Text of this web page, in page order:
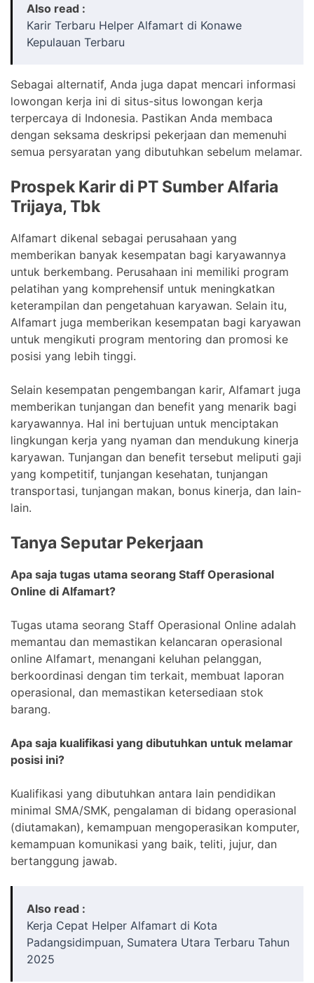
Also read :
Karir Terbaru Helper Alfamart di Konawe
Kepulauan Terbaru
Sebagai alternatif, Anda juga dapat mencari informasi
lowongan kerja ini di situs-situs lowongan kerja
terpercaya di Indonesia. Pastikan Anda membaca
dengan seksama deskripsi pekerjaan dan memenuhi
semua persyaratan yang dibutuhkan sebelum melamar.
Prospek Karir di PT Sumber Alfaria
Trijaya, Tbk
Alfamart dikenal sebagai perusahaan yang
memberikan banyak kesempatan bagi karyawannya
untuk berkembang. Perusahaan ini memiliki program
pelatihan yang komprehensif untuk meningkatkan
keterampilan dan pengetahuan karyawan. Selain itu,
Alfamart juga memberikan kesempatan bagi karyawan
untuk mengikuti program mentoring dan promosi ke
posisi yang lebih tinggi.
Selain kesempatan pengembangan karir, Alfamart juga
memberikan tunjangan dan benefit yang menarik bagi
karyawannya. Hal ini bertujuan untuk menciptakan
lingkungan kerja yang nyaman dan mendukung kinerja
karyawan. Tunjangan dan benefit tersebut meliputi gaji
yang kompetitif, tunjangan kesehatan, tunjangan
transportasi, tunjangan makan, bonus kinerja, dan lain-
lain.
Tanya Seputar Pekerjaan
Apa saja tugas utama seorang Staff Operasional
Online di Alfamart?
Tugas utama seorang Staff Operasional Online adalah
memantau dan memastikan kelancaran operasional
online Alfamart, menangani keluhan pelanggan,
berkoordinasi dengan tim terkait, membuat laporan
operasional, dan memastikan ketersediaan stok
barang.
Apa saja kualifikasi yang dibutuhkan untuk melamar
posisi ini?
Kualifikasi yang dibutuhkan antara lain pendidikan
minimal SMA/SMK, pengalaman di bidang operasional
(diutamakan), kemampuan mengoperasikan komputer,
kemampuan komunikasi yang baik, teliti, jujur, dan
bertanggung jawab.
Also read :
Kerja Cepat Helper Alfamart di Kota
Padangsidimpuan, Sumatera Utara Terbaru Tahun
2025